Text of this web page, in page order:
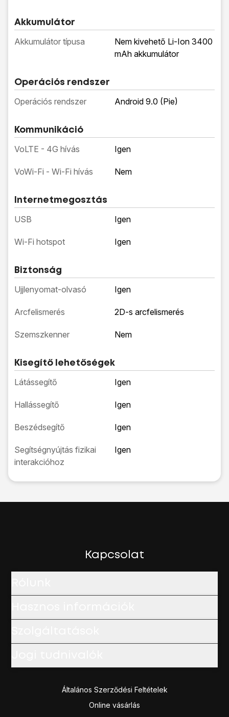
Akkumulátor
Akkumulátor típusa
Nem kivehető Li-Ion 3400
mAh akkumulátor
Operációs rendszer
Operációs rendszer Android 9.0 (Pie)
Kommunikáció
VoLTE - 4G hívás Igen
VoWi-Fi - Wi-Fi hívás Nem
Internetmegosztás
USB Igen
Wi-Fi hotspot Igen
Biztonság
Ujjlenyomat-olvasó Igen
Arcfelismerés 2D-s arcfelismerés
Szemszkenner Nem
Kisegítő lehetőségek
Látássegítő Igen
Hallássegítő Igen
Beszédsegítő Igen
Segítségnyújtás fizikai
interakcióhoz
Igen
Kapcsolat
Általános Szerződési Feltételek
Online vásárlás